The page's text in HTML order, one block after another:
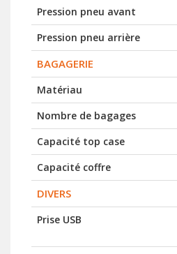
Pression pneu avant
Pression pneu arrière
BAGAGERIE
Matériau
Nombre de bagages
Capacité top case
Capacité coffre
DIVERS
Prise USB